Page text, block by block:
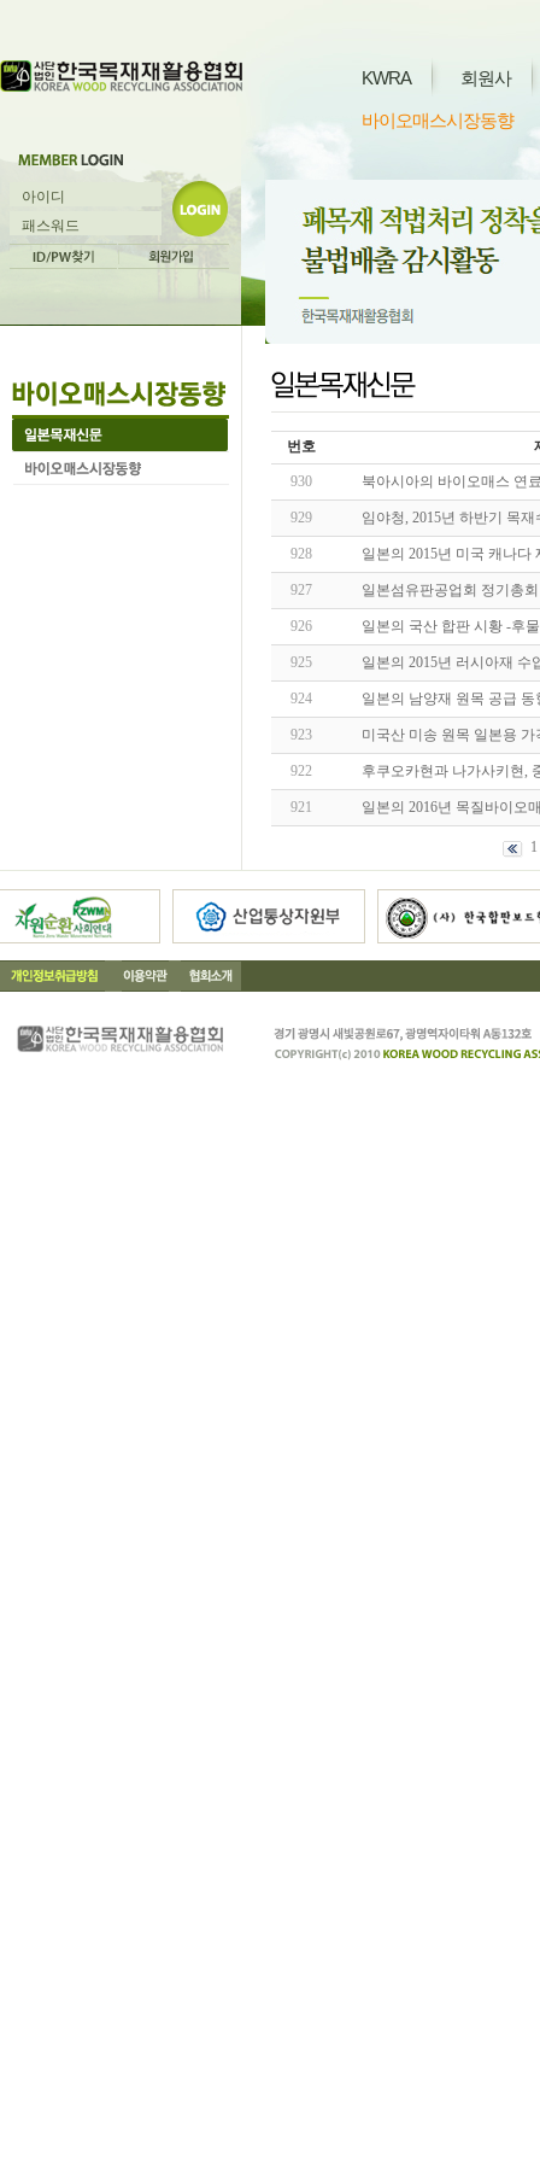
KWRA 회원사
바이오매스시장동향
번호
930 북아시아의 바이오매스 연
929 임야청, 2015년 하반기 목
928 일본의 2015년 미국 캐나
927 일본섬유판공업회 정기총
926 일본의 국산 합판 시황 -후
925 일본의 2015년 러시아재
924 일본의 남양재 원목 공급
923 미국산 미송 원목 일본용
922 후쿠오카현과 나가사키현,
921 일본의 2016년 목질바이오
1